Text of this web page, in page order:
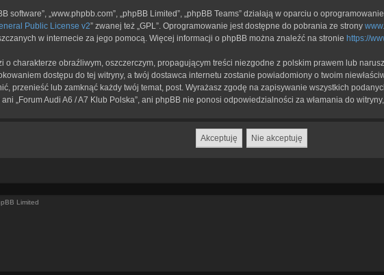
software”, „www.phpbb.com”, „phpBB Limited”, „phpBB Teams” działają w oparciu o
Public License v2” zwanej też „GPL”. Oprogramowanie jest dostępne do pobrania ze strony
w internecie za jego pomocą. Więcej informacji o phpBB można znaleźć na stronie https://
charakterze obraźliwym, oszczerczym, propagującym treści niezgodne z polskim prawem lub
dostępu do tej witryny, a twój dostawca internetu zostanie powiadomiony o twoim
przenieść lub zamknąć każdy twój temat, post. Wyrażasz zgodę na zapisywanie wszystkich
„Forum Audi A6 / A7 Klub Polska”, ani phpBB nie ponosi odpowiedzialności za włamania do
Limited